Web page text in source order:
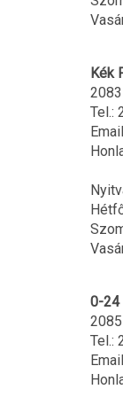
Kék
Tel.:
0-24
Tel.: